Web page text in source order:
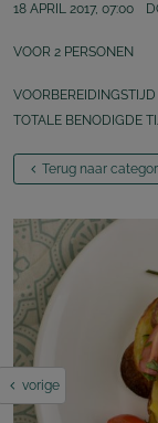
18 APRIL 2017, 07:00
VOOR 2 PERSONEN
VOORBEREIDINGSTIJD
TOTALE BENODIGDE
Terug naar
vorige